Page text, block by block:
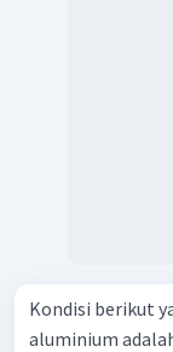
Kondisi berikut
aluminium